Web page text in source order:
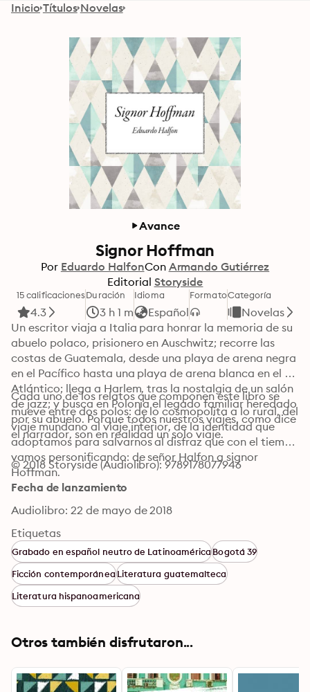
Inicio Títulos Novelas
Avance
Signor Hoffman
Por Eduardo HalfonCon Armando Gutiérrez
Editorial Storyside
15 calificaciones
4.3
Duración
3 h 1 m
Idioma
Español
FormatoCategoría
Novelas
Un escritor viaja a Italia para honrar la memoria de su
abuelo polaco, prisionero en Auschwitz; recorre las
costas de Guatemala, desde una playa de arena negra
en el Pacífico hasta una playa de arena blanca en el
Atlántico; llega a Harlem, tras la nostalgia de un salón
de jazz; y busca en Polonia el legado familiar heredado
por su abuelo. Porque todos nuestros viajes, como dice
el narrador, son en realidad un solo viaje.
Cada uno de los relatos que componen este libro se
mueve entre dos polos: de lo cosmopolita a lo rural, del
viaje mundano al viaje interior, de la identidad que
adoptamos para salvarnos al disfraz que con el tiempo
vamos personificando: de señor Halfon a signor
Hoffman.
© 2018 Storyside (Audiolibro): 9789178077946
Fecha de lanzamiento
Audiolibro: 22 de mayo de 2018
Etiquetas
Grabado en español neutro de LatinoaméricaBogotá 39
Ficción contemporáneaLiteratura guatemalteca
Literatura hispanoamericana
Otros también disfrutaron...